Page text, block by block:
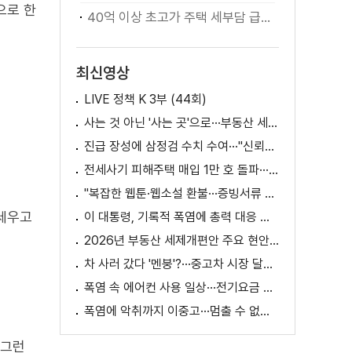
로 한
우고
런
40억 이상 초고가 주택 세부담 급증···실수요자 보호 강화
최신영상
LIVE 정책 K 3부 (44회)
사는 것 아닌 '사는 곳'으로···부동산 세제 판 바꾼다
진급 장성에 삼정검 수치 수여···"신뢰회복 애써달라"
전세사기 피해주택 매입 1만 호 돌파···피해 지원 속도
"복잡한 웹툰·웹소설 환불···증빙서류 요구까지"
이 대통령, 기록적 폭염에 총력 대응 지시 [외신에 비친 한국]
2026년 부동산 세제개편안 주요 현안 팩트체크 [K-정책 사용법]
차 사러 갔다 '멘붕'?···중고차 시장 달라진다
폭염 속 에어컨 사용 일상···전기요금 줄이려면?
폭염에 악취까지 이중고···멈출 수 없는 필수노동